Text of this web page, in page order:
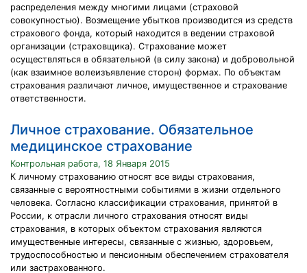
распределения между многими лицами (страховой
совокупностью). Возмещение убытков производится из средств
страхового фонда, который находится в ведении страховой
организации (страховщика). Страхование может
осуществляться в обязательной (в силу закона) и добровольной
(как взаимное волеизъявление сторон) формах. По объектам
страхования различают личное, имущественное и страхование
ответственности.
Личное страхование. Обязательное
медицинское страхование
Контрольная работа, 18 Января 2015
К личному страхованию относят все виды страхования,
связанные с вероятностными событиями в жизни отдельного
человека. Согласно классификации страхования, принятой в
России, к отрасли личного страхования относят виды
страхования, в которых объектом страхования являются
имущественные интересы, связанные с жизнью, здоровьем,
трудоспособностью и пенсионным обеспечением страхователя
или застрахованного.